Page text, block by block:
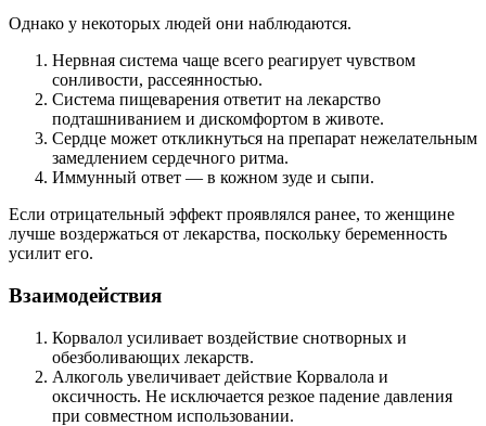
Однако у некоторых людей они наблюдаются.
Нервная система чаще всего реагирует чувством
сонливости, рассеянностью.
Система пищеварения ответит на лекарство
подташниванием и дискомфортом в животе.
Сердце может откликнуться на препарат нежелательным
замедлением сердечного ритма.
Иммунный ответ — в кожном зуде и сыпи.
Если отрицательный эффект проявлялся ранее, то женщине
лучше воздержаться от лекарства, поскольку беременность
усилит его.
Взаимодействия
Корвалол усиливает воздействие снотворных и
обезболивающих лекарств.
Алкоголь увеличивает действие Корвалола и
оксичность. Не исключается резкое падение давления
при совместном использовании.